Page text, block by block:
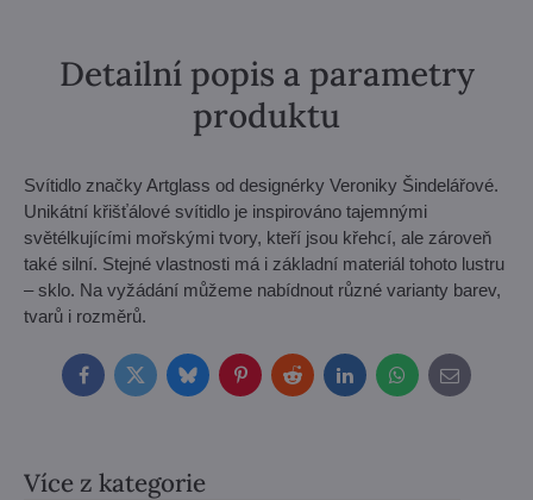
Detailní popis a parametry
produktu
Svítidlo značky Artglass od designérky Veroniky Šindelářové.
Unikátní křišťálové svítidlo je inspirováno tajemnými
světélkujícími mořskými tvory, kteří jsou křehcí, ale zároveň
také silní. Stejné vlastnosti má i základní materiál tohoto lustru
– sklo. Na vyžádání můžeme nabídnout různé varianty barev,
tvarů i rozměrů.
FacebookTwitterBlueskyPinterestRedditLinkedInWhatsApp
E-
mail
Více z kategorie